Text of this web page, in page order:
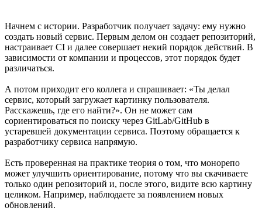
Начнем с истории. Разработчик получает задачу: ему нужно
создать новый сервис. Первым делом он создает репозиторий,
настраивает CI и далее совершает некий порядок действий. В
зависимости от компании и процессов, этот порядок будет
различаться.
А потом приходит его коллега и спрашивает: «Ты делал
сервис, который загружает картинку пользователя.
Расскажешь, где его найти?». Он не может сам
сориентироваться по поиску через GitLab/GitHub в
устаревшей документации сервиса. Поэтому обращается к
разработчику сервиса напрямую.
Есть проверенная на практике теория о том, что монорепо
может улучшить ориентирование, потому что вы скачиваете
только один репозиторий и, после этого, видите всю картину
целиком. Например, наблюдаете за появлением новых
обновлений.